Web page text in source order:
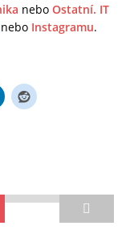
nebo Ostatní. IT
nebo Instagramu.